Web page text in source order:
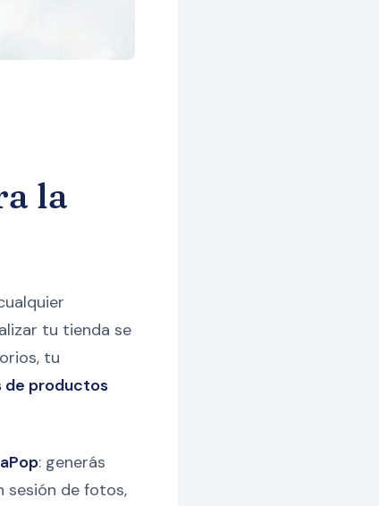
la
tu tienda se
tu
de productos
: generás
sesión de fotos,